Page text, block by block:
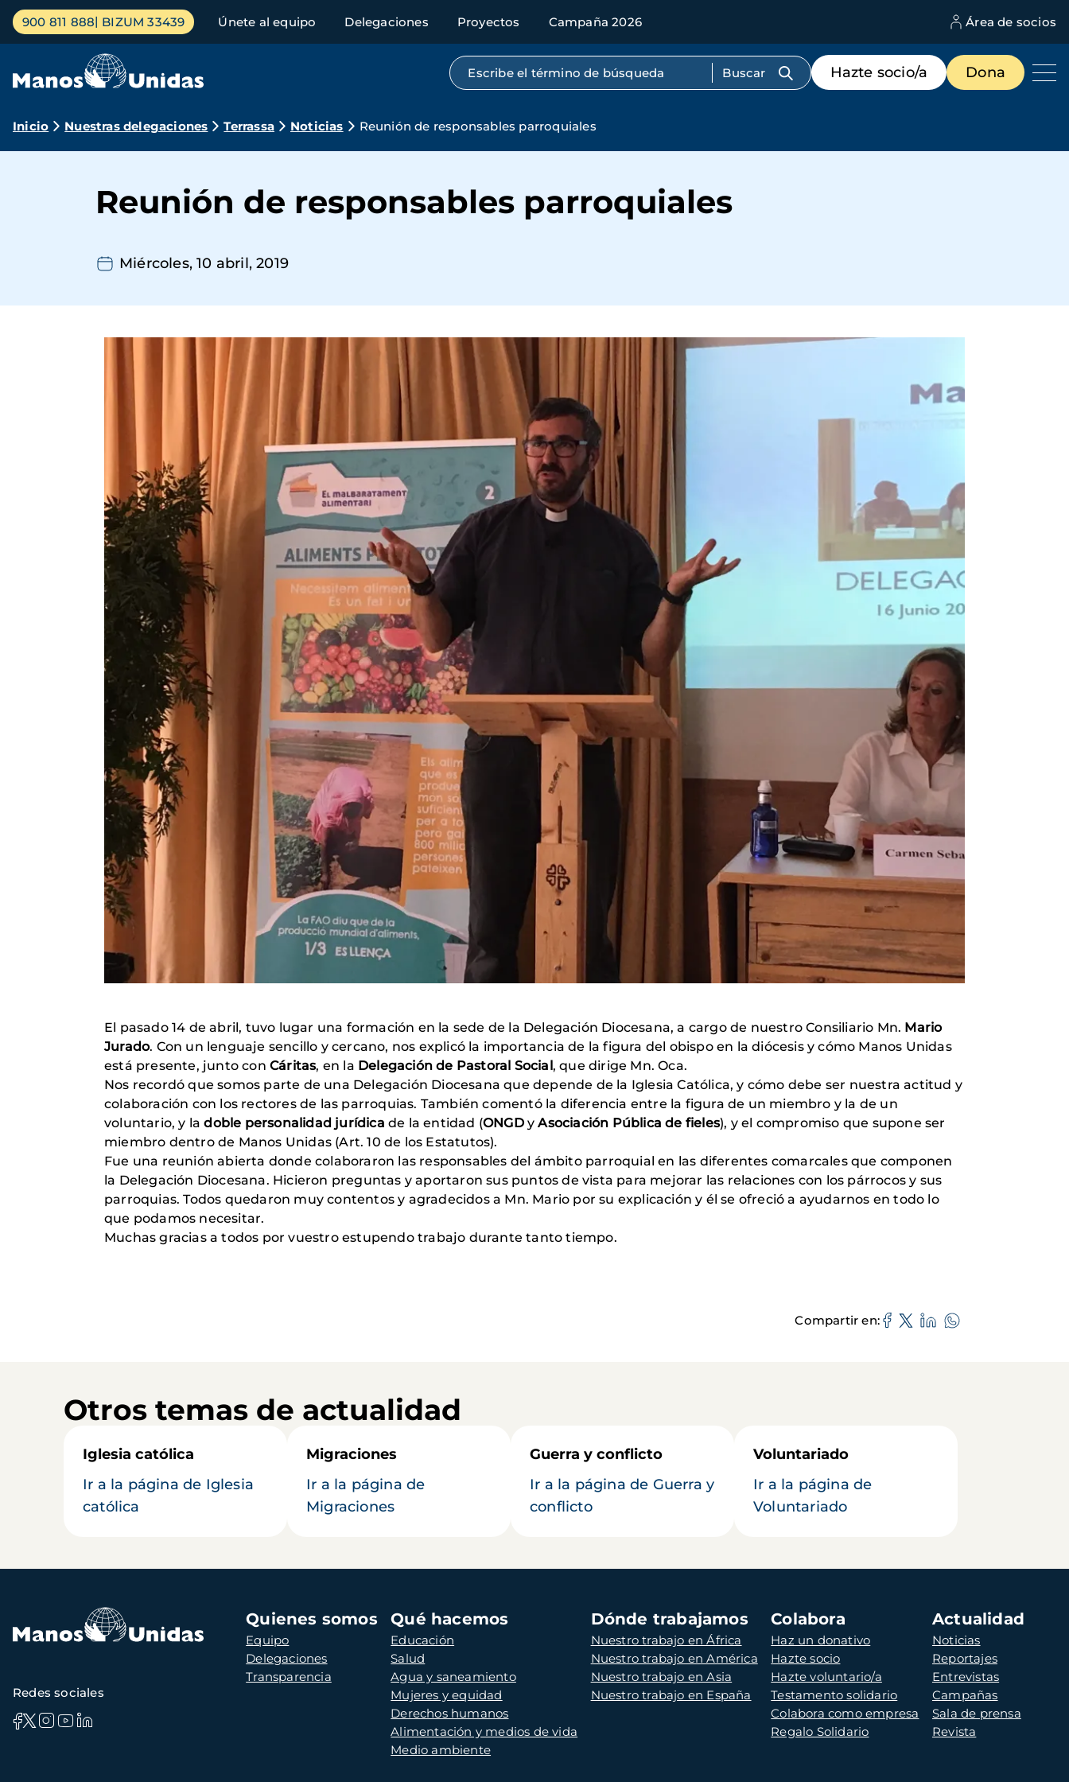
Pasar
contenido
Menú
principal
900 811 888 BIZUM 33439 Únete al equipo Delegaciones Proyectos Campaña 2026 Área de socios
Búsqueda por texto completo
Menú
de
destacados
Hazte socio/a Dona
Ruta
navegación
Inicio Nuestras delegaciones Terrassa Noticias Reunión de responsables parroquiales
Reunión de responsables parroquiales
Miércoles, 10 abril, 2019
El pasado 14 de abril, tuvo lugar una formación en la sede de la Delegación Diocesana, a cargo de nuestro Consiliario Mn. Mario
Jurado. Con un lenguaje sencillo y cercano, nos explicó la importancia de la figura del obispo en la diócesis y cómo Manos Unidas
está presente, junto con Cáritas, en la Delegación de Pastoral Social, que dirige Mn. Oca.
Nos recordó que somos parte de una Delegación Diocesana que depende de la Iglesia Católica, y cómo debe ser nuestra actitud y
colaboración con los rectores de las parroquias. También comentó la diferencia entre la figura de un miembro y la de un
voluntario, y ladoble personalidad jurídica de la entidad (ONGDyAsociación Pública de fieles), y el compromiso que supone ser
miembro dentro de Manos Unidas (Art. 10 de los Estatutos).
Fue una reunión abierta donde colaboraron las responsables del ámbito parroquial en las diferentes comarcales que componen
la Delegación Diocesana. Hicieron preguntas y aportaron sus puntos de vista para mejorar las relaciones con los párrocos y sus
parroquias. Todos quedaron muy contentos y agradecidos a Mn. Mario por su explicación y él se ofreció a ayudarnos en todo lo
que podamos necesitar.
Muchas gracias a todos por vuestro estupendo trabajo durante tanto tiempo.
Compartir en
Otros temas de actualidad
Iglesia católica
Ir a la página de Iglesia
católica
Migraciones
Ir a la página de
Migraciones
Guerra y conflicto
Ir a la página de Guerra y
conflicto
Voluntariado
Ir a la página de
Voluntariado
Navegación
principal
Quienes somos
Equipo
Delegaciones
Transparencia
Qué hacemos
Educación
Salud
Agua y saneamiento
Mujeres y equidad
Derechos humanos
Alimentación y medios de vida
Medio ambiente
Dónde trabajamos
Nuestro trabajo en África
Nuestro trabajo en América
Nuestro trabajo en Asia
Nuestro trabajo en España
Colabora
Haz un donativo
Hazte socio
Hazte voluntario/a
Testamento solidario
Colabora como empresa
Regalo Solidario
Actualidad
Noticias
Reportajes
Entrevistas
Campañas
Sala de prensa
Revista
Redes sociales